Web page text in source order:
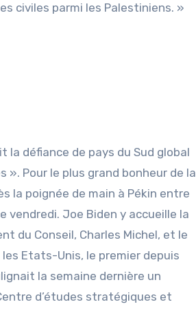
civiles parmi les Palestiniens. »
la défiance de pays du Sud global
». Pour le plus grand bonheur de la
la poignée de main à Pékin entre
vendredi. Joe Biden y accueille la
du Conseil, Charles Michel, et le
Etats-Unis, le premier depuis
la semaine dernière un
d’études stratégiques et